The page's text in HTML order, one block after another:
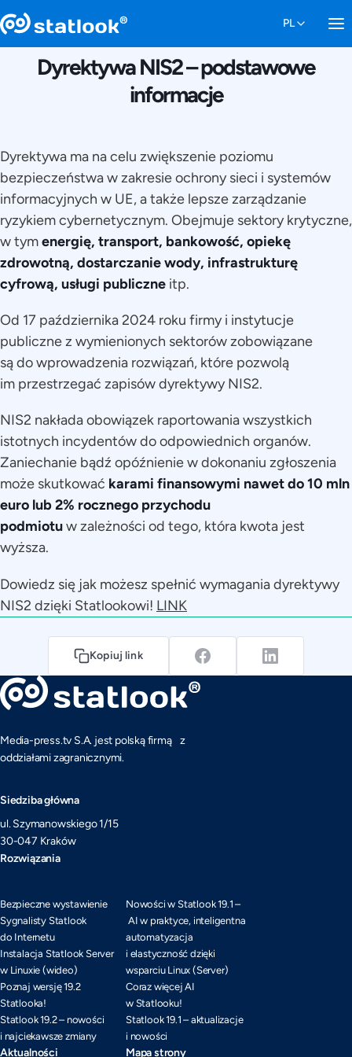
3 PAŹDZIERNIKA 2024
Dyrektywa NIS2 – podstawowe
informacje
Dyrektywa ma na celu zwiększenie poziomu
bezpieczeństwa w zakresie ochrony sieci i systemów
informacyjnych w UE, a także lepsze zarządzanie
ryzykiem cybernetycznym. Obejmuje sektory krytyczne,
w tymenergię, transport, bankowość, opiekę
zdrowotną, dostarczanie wody, infrastrukturę
cyfrową, usługi publiczne itp.
Od 17 października 2024 roku firmy i instytucje
publiczne z wymienionych sektorów zobowiązane
są do wprowadzenia rozwiązań, które pozwolą
im przestrzegać zapisów dyrektywy NIS2.
NIS2 nakłada obowiązek raportowania wszystkich
istotnych incydentów do odpowiednich organów.
Zaniechanie bądź opóźnienie w dokonaniu zgłoszenia
może skutkować karami finansowymi nawet do 10 mln
euro lub 2% rocznego przychodu
podmiotuw zależności od tego, która kwota jest
wyższa.
Dowiedz się jak możesz spełnić wymagania dyrektywy
NIS2 dzięki Statlookowi! LINK
Kopiuj link
Media-press.tv S.A. jest polską firmą z
oddziałami zagranicznymi.
Siedziba główna
ul. Szymanowskiego 1/15
30-047 Kraków
Rozwiązania
Bezpieczne wystawienie
Sygnalisty Statlook
do Internetu
Instalacja Statlook Server
w Linuxie (wideo)
Poznaj wersję 19.2
Statlooka!
Statlook 19.2 – nowości
i najciekawsze zmiany
Nowości w Statlook 19.1 –
AI w praktyce, inteligentna
automatyzacja
i elastyczność dzięki
wsparciu Linux (Server)
Coraz więcej AI
w Statlooku!
Statlook 19.1 – aktualizacje
i nowości
Aktualności Mapa strony